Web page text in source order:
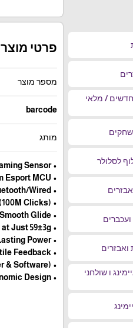
/ מלאי
לסלולר
ואבזרים
ו שולחני
פרטי מוצר
מספר מוצר
barcode
מותג
• PixArt PAW3311 Gaming Sensor
• Broadcom BK52820 Custom Esport MCU
• 2.4G Wireless/Bluetooth/Wired
• Omron Switch (100M Clicks)
• Double-Layer Feet for Ultra-Smooth Glide
• Ultra-Light Design at Just 59±3g
• Built-in 500mAh Battery for Long-Lasting Power
• F-Switch Encoder – Crisp, Tactile Feedback
• Dual Drivers (Web Driver & Software)
• Ergonomic Design